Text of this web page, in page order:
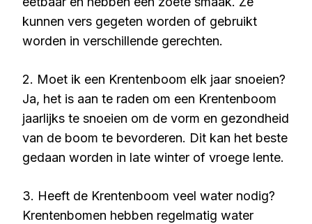
kunnen vers gegeten worden of gebruikt
worden in verschillende gerechten.
2. Moet ik een Krentenboom elk jaar snoeien?
Ja, het is aan te raden om een Krentenboom
jaarlijks te snoeien om de vorm en gezondheid
van de boom te bevorderen. Dit kan het beste
gedaan worden in late winter of vroege lente.
3. Heeft de Krentenboom veel water nodig?
Krentenbomen hebben regelmatig water